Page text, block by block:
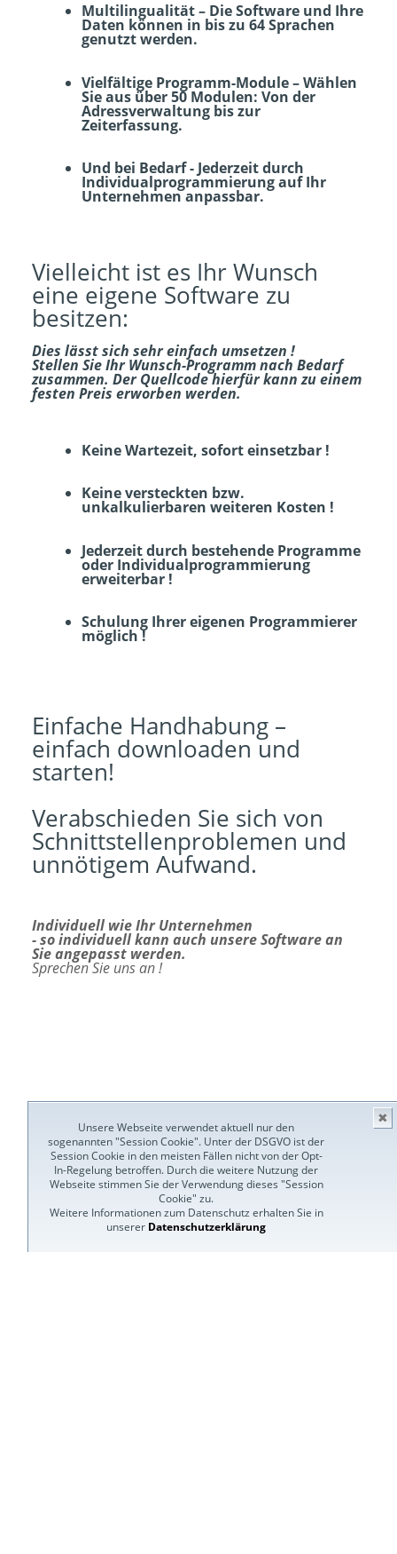
Multilingualität – Die Software und Ihre
Daten können in bis zu 64 Sprachen
genutzt werden.
Vielfältige Programm-Module – Wählen
Sie aus über 50 Modulen: Von der
Adressverwaltung bis zur
Zeiterfassung.
Und bei Bedarf - Jederzeit durch
Individualprogrammierung auf Ihr
Unternehmen anpassbar.
Vielleicht ist es Ihr Wunsch
eine eigene Software zu
besitzen:
Dies lässt sich sehr einfach umsetzen !
Stellen Sie Ihr Wunsch-Programm nach Bedarf
zusammen. Der Quellcode hierfür kann zu einem
festen Preis erworben werden.
Keine Wartezeit, sofort einsetzbar !
Keine versteckten bzw.
unkalkulierbaren weiteren Kosten !
Jederzeit durch bestehende Programme
oder Individualprogrammierung
erweiterbar !
Schulung Ihrer eigenen Programmierer
möglich !
Einfache Handhabung –
einfach downloaden und
starten!
Verabschieden Sie sich von
Schnittstellenproblemen und
unnötigem Aufwand.
Individuell wie Ihr Unternehmen
- so individuell kann auch unsere Software an
Sie angepasst werden.
Sprechen Sie uns an !
Unsere Webseite verwendet aktuell nur den
sogenannten "Session Cookie". Unter der DSGVO ist der
Session Cookie in den meisten Fällen nicht von der Opt-
In-Regelung betroffen. Durch die weitere Nutzung der
Webseite stimmen Sie der Verwendung dieses "Session
Cookie" zu.
Weitere Informationen zum Datenschutz erhalten Sie in
unserer Datenschutzerklärung
✖